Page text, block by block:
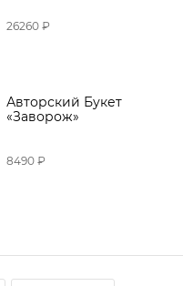
26260 ₽
Авторский Букет
«Заворож»
8490 ₽